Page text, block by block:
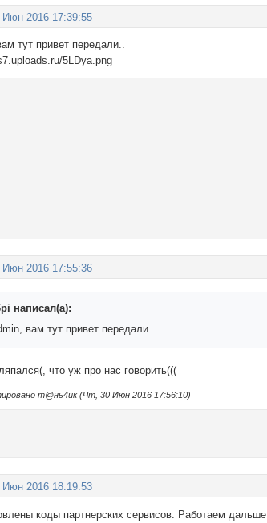
Июн 2016 17:39:55
тут привет передали..
Июн 2016 17:55:36
написал(а):
вам тут привет передали..
что уж про нас говорить(((
т@нь4ик (Чт, 30 Июн 2016 17:56:10)
Июн 2016 18:19:53
коды партнерских сервисов. Работаем дальше.